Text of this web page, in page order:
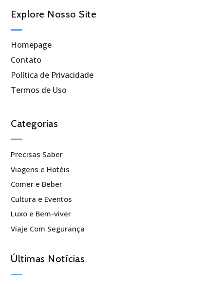
Explore Nosso Site
Homepage
Contato
Política de Privacidade
Termos de Uso
Categorias
Precisas Saber
Viagens e Hotéis
Comer e Beber
Cultura e Eventos
Luxo e Bem-viver
Viaje Com Segurança
Últimas Notícias